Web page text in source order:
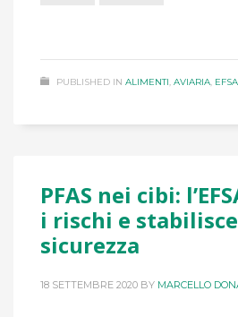
PUBLISHED IN ALIMENTI AVIARIA EFSA
PFAS nei cibi:
i rischi e
sicurezza
18 SETTEMBRE 2020 BY MARCELLO